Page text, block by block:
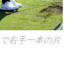
右手一本の片